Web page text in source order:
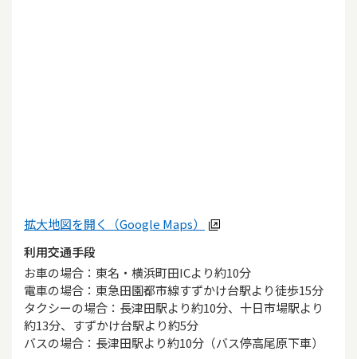
拡大地図を開く（Google Maps）
利用交通手段
お車の場合：東名・横浜町田ICより約10分
電車の場合：東急田園都市線すずかけ台駅より徒歩15分
タクシーの場合：長津田駅より約10分、十日市場駅より
約13分、すずかけ台駅より約5分
バスの場合：長津田駅より約10分（バス停高尾原下車）